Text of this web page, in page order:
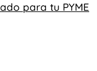
para tu PYME